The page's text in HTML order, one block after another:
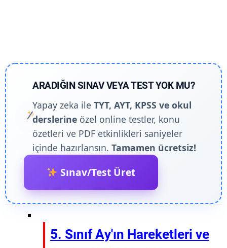
ARADIĞIN SINAV VEYA TEST YOK MU?
Yapay zeka ileTYT, AYT, KPSS ve okul
derslerine özel online testler, konu
özetleri ve PDF etkinlikleri saniyeler
içinde hazırlansın.Tamamen ücretsiz!
Sınav/Test Üret
5. Sınıf Ay'ın Hareketleri ve